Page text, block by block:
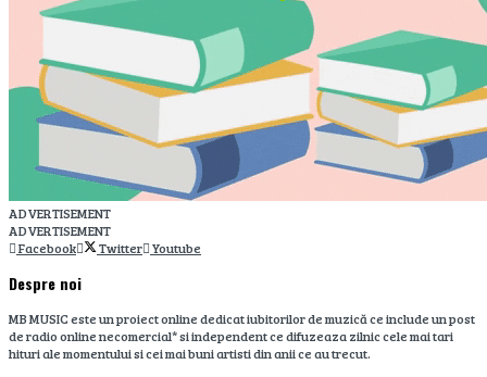
ADVERTISEMENT
ADVERTISEMENT
Facebook
Twitter Youtube
Despre noi
MB MUSIC este un proiect online dedicat iubitorilor de muzică ce include un post
de radio online necomercial* si independent ce difuzeaza zilnic cele mai tari
hituri ale momentului si cei mai buni artisti din anii ce au trecut.